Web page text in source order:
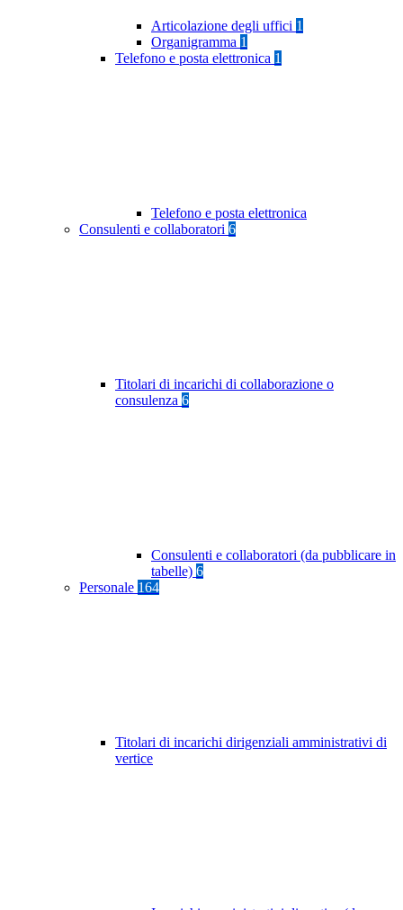
Articolazione degli uffici 1
Organigramma 1
Telefono e posta elettronica 1
Telefono e posta elettronica
Consulenti e collaboratori 6
Titolari di incarichi di collaborazione o
consulenza 6
Consulenti e collaboratori (da pubblicare in
tabelle) 6
Personale 164
Titolari di incarichi dirigenziali amministrativi di
vertice